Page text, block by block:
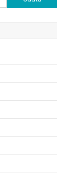
după: